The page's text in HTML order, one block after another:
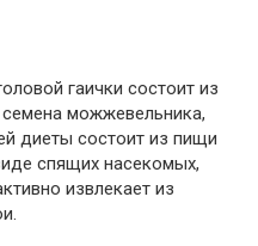
гаички состоит из
можжевельника,
диеты состоит из пищи
спящих насекомых,
извлекает из